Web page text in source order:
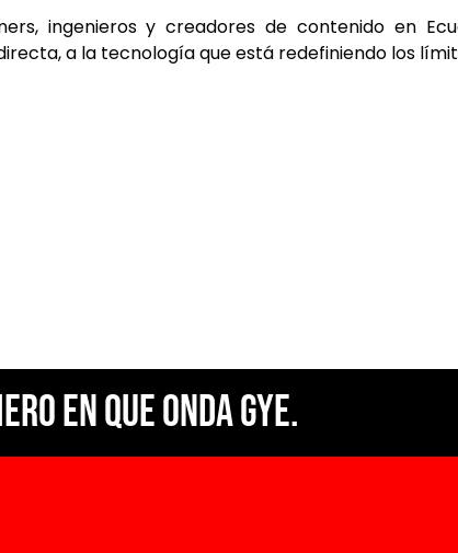
ingenieros y creadores de contenido en
a la tecnología que está redefiniendo los
en Que Onda Gye.